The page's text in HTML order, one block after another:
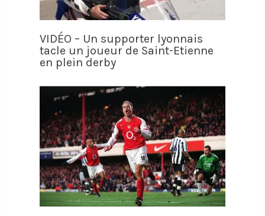
VIDÉO – Un supporter lyonnais
tacle un joueur de Saint-Etienne
en plein derby